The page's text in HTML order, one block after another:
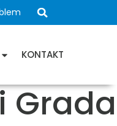
KONTAKT
Grada